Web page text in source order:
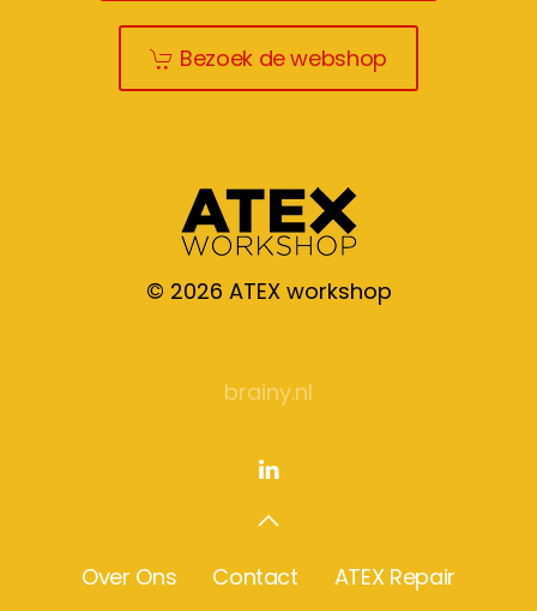
Bezoek de webshop
© 2026 ATEX workshop
brainy.nl
Over Ons Contact
ATEX Repair